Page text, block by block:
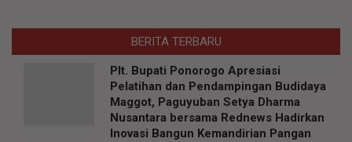
BERITA TERBARU
Plt. Bupati Ponorogo Apresiasi
Pelatihan dan Pendampingan Budidaya
Maggot, Paguyuban Setya Dharma
Nusantara bersama Rednews Hadirkan
Inovasi Bangun Kemandirian Pangan